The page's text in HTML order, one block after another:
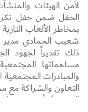
لأمن الهيئات
الحفل ضمن حفل
بمخاطر الألعاب
شعيب الحمادي مدير
ذلك تقديراً لجهود
مساهماتها
والمبادرات
التعاون والشراكة مع
المقدم / أيوب كنكزار